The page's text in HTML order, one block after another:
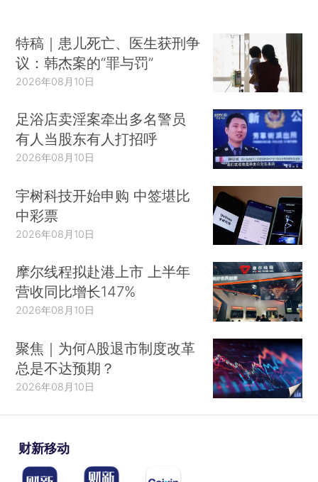
特稿｜患儿死亡、医生获刑争
议：韩杰案的“罪与罚”
2026年08月10日
足浴店卖淫案牵出多名警员
有人当股东有人打招呼
2026年08月10日
宇树科技开始申购 中签堪比
中彩票
2026年08月10日
摩尔线程拟赴港上市 上半年
营收同比增长147%
2026年08月10日
聚焦｜为何A股退市制度改革
总是不达预期？
2026年08月10日
财新移动